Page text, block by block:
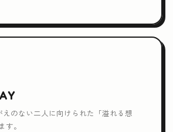
のない二人に向けられた「溢れる想
す。